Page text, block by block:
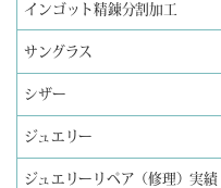
インゴット精錬分割加工
サングラス
シザー
ジュエリー
ジュエリーリペア（修理）実績